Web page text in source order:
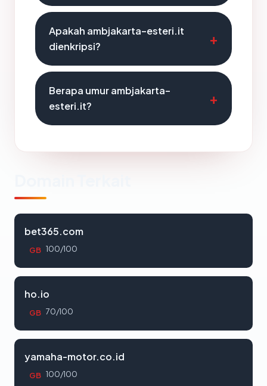
Apakah ambjakarta-esteri.it
dienkripsi?
Berapa umur ambjakarta-
esteri.it?
bet365.com
GB 100/100
ho.io
GB 70/100
yamaha-motor.co.id
GB 100/100